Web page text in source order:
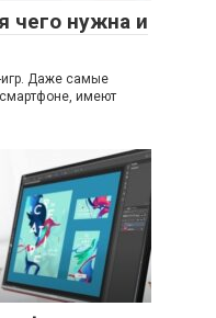
чего нужна и
Даже самые
имеют